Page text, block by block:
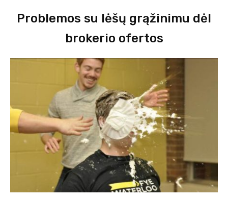
Problemos su lėšų grąžinimu dėl
brokerio ofertos